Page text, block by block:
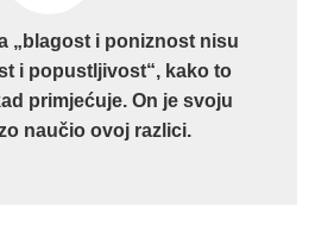
„blagost i poniznost nisu
i popustljivost“, kako to
primjećuje. On je svoju
naučio ovoj razlici.